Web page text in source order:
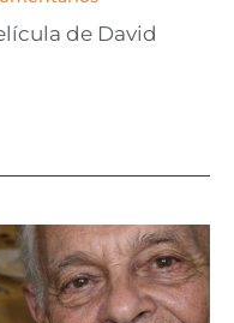
de David